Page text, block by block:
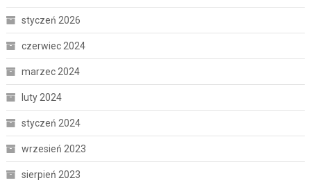
styczeń 2026
czerwiec 2024
marzec 2024
luty 2024
styczeń 2024
wrzesień 2023
sierpień 2023